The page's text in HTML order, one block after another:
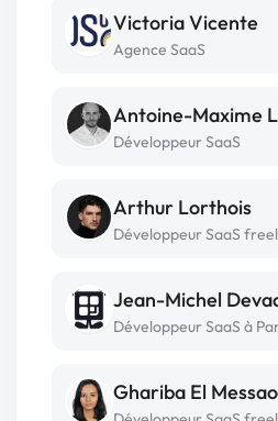
Victoria Vicente
Agence SaaS
Antoine-Maxime
Développeur SaaS
Arthur Lorthois
Développeur SaaS
Jean-Michel
Développeur SaaS à
Ghariba El